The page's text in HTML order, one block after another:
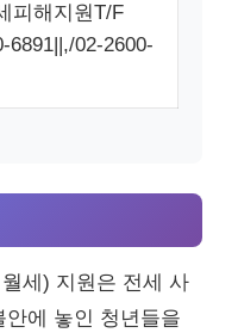
피해지원T/F
6891||,/02-2600-
세) 지원은 전세 사
에 놓인 청년들을